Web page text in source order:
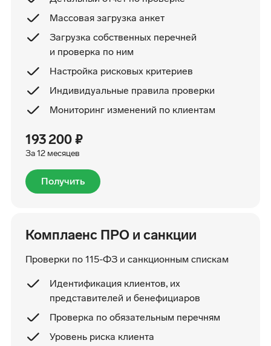
Массовая загрузка анкет
Загрузка собственных перечней
и проверка по ним
Настройка рисковых критериев
Индивидуальные правила проверки
Мониторинг изменений по клиентам
193 200 ₽
За 12 месяцев
Получить
Комплаенс ПРО и санкции
Проверки по 115-ФЗ и санкционным спискам
Идентификация клиентов, их
представителей и бенефициаров
Проверка по обязательным перечням
Уровень риска клиента